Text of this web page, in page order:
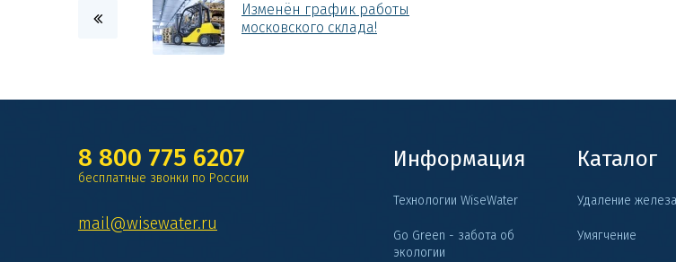
Изменён график работы
московского склада!
8 800 775 6207
бесплатные звонки по России
mail@wisewater.ru
Информация
Технологии WiseWater
Go Green - забота об
экологии
Каталог
Удаление
Умягчение